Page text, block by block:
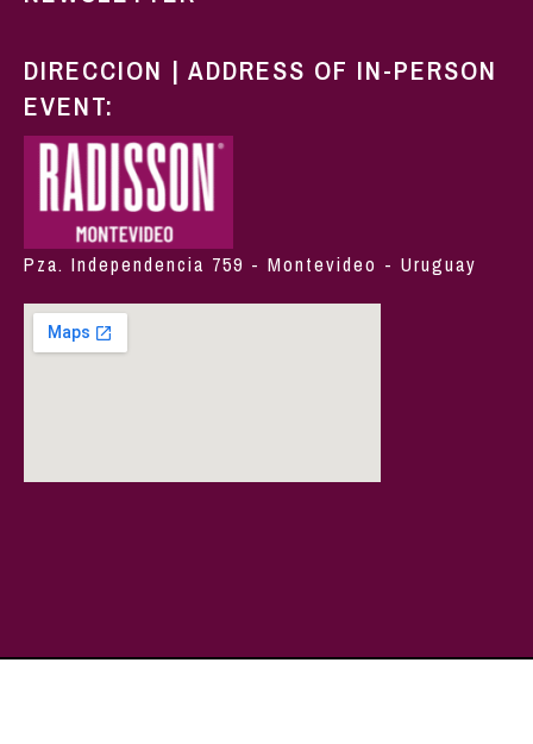
DIRECCION | ADDRESS OF IN-PERSON
EVENT:
Pza. Independencia 759 - Montevideo - Uruguay